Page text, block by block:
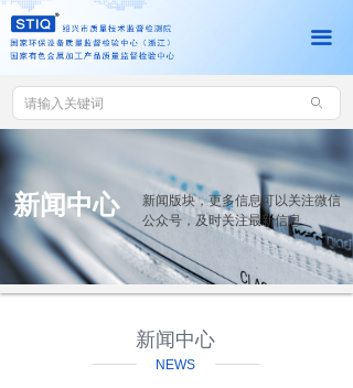
끀
网站首页
新闻中心
党建工作
查询中心
联系我们
客户服务平台
新闻中心
NEWS
ꄙ
新闻版块，更多信息可以关注微信
公众号，及时关注最新信息
新闻中心